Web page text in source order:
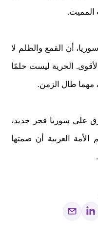
المميت.
أن القمع والظلم لا
الحرية ليست حلمًا
مهما طال الزمن.
على سوريا فجر جديد،
الأمة العربية أن صمتها